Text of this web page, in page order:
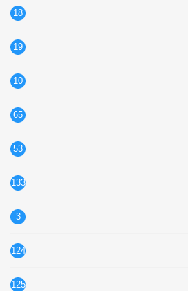
18
19
10
65
53
133
3
124
125